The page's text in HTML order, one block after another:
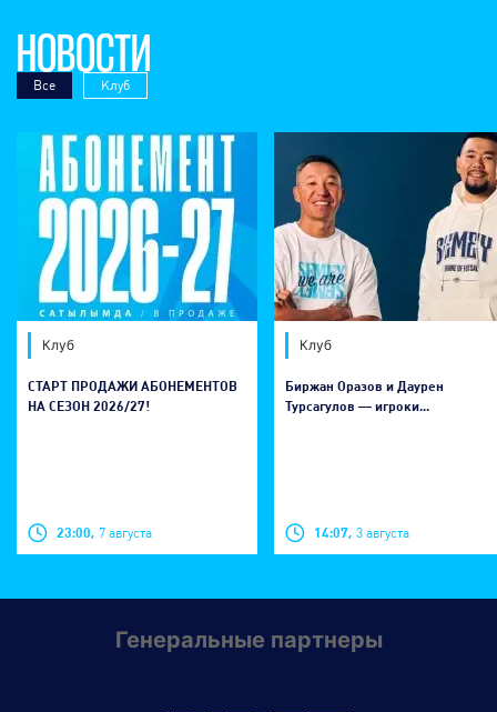
НОВОСТИ
Все Клуб
Клуб
СТАРТ ПРОДАЖИ АБОНЕМЕНТОВ
НА СЕЗОН 2026/27!
23:00, 7 августа
Клуб
Биржан Оразов и Даурен
Турсагулов — игроки...
14:07, 3 августа
Генеральные партнеры